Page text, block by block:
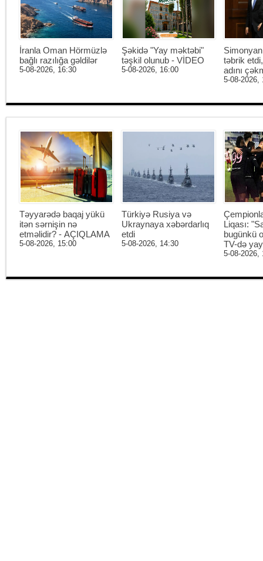
İranla Oman Hörmüzlə
bağlı razılığa gəldilər
5-08-2026, 16:30
Şəkidə "Yay məktəbi"
təşkil olunub - VİDEO
5-08-2026, 16:00
təbrik
adını
5-08-2026,
Təyyarədə baqaj yükü
itən sərnişin nə
etməlidir? - AÇIQLAMA
5-08-2026, 15:00
Türkiyə Rusiya və
Ukraynaya xəbərdarlıq
etdi
5-08-2026, 14:30
Liqası:
bugünkü
TV-də
5-08-2026,